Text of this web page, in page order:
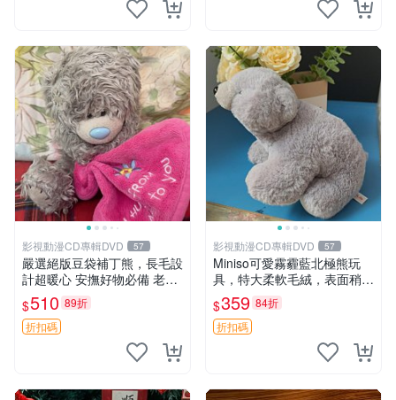
影視動漫CD專輯DVD 57
嚴選絕版豆袋補丁熊，長毛設
計超暖心 安撫好物必備 老料
長毛抱枕，仿古成色如實呈現
經典款推薦收藏 拍下即送長
毛抱枕，絕版補丁熊，安心之
$510 89折
折扣碼
影視動漫CD專輯DVD 57
Miniso可愛霧霾藍北極熊玩
具，特大柔軟毛絨，表面稍有
使用痕跡，適合居家擺放 23
CM 毛絨玩具 北極熊 魯班熊
$359 84折
折扣碼